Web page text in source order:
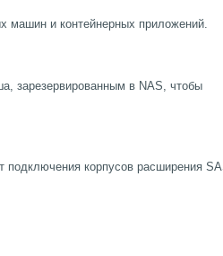
машин и контейнерных приложений.
зарезервированным в NAS, чтобы
подключения корпусов расширения